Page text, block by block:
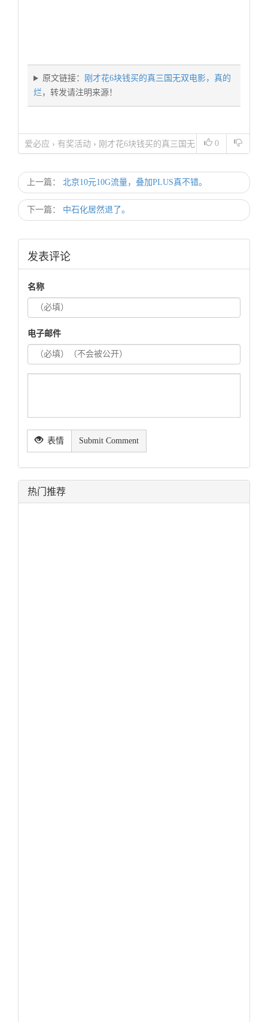
原文链接：
刚才花6块钱买的真三国无双电影，真的
烂 ，转发请注明来源！
0
爱必应 › 有奖活动 › 刚才花6块钱买的真三国无
上一篇： 北京10元10G流量，叠加PLUS真不错。
下一篇： 中石化居然退了。
发表评论
名称
电子邮件
表情 Submit Comment
热门推荐